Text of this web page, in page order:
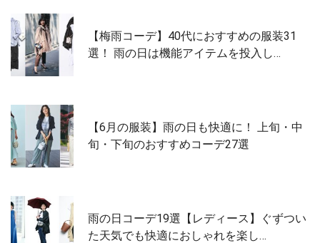
【梅雨コーデ】40代におすすめの服装31
選！ 雨の日は機能アイテムを投入し…
【6月の服装】雨の日も快適に！ 上旬・中
旬・下旬のおすすめコーデ27選
雨の日コーデ19選【レディース】ぐずつい
た天気でも快適におしゃれを楽し…